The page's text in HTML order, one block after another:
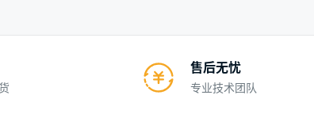
售后无忧
专业技术团队